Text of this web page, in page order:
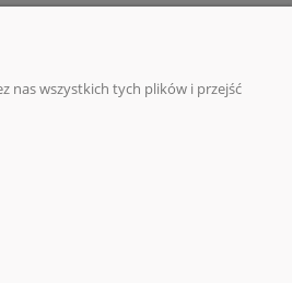
nas wszystkich tych plików i przejść